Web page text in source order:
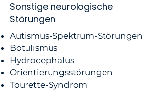
Sonstige neurologische
Störungen
Autismus-Spektrum-Störungen
Botulismus
Hydrocephalus
Orientierungsstörungen
Tourette-Syndrom